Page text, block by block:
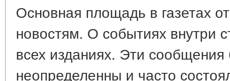
Основная площадь в газетах
новостям. О событиях внутри
всех изданиях. Эти
неопределенны и часто